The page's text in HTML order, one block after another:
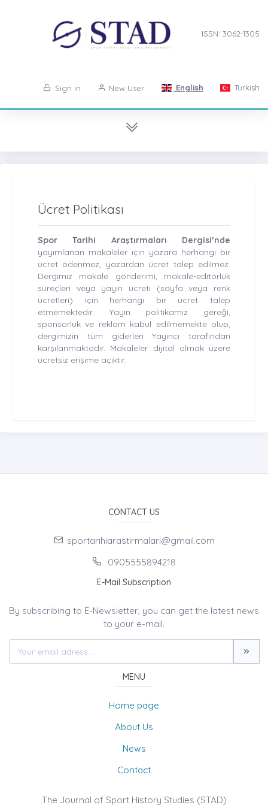
ISSN: 3062-1305
Sign in New User English Turkish
Ücret Politikası
Spor Tarihi Araştırmaları Dergisi’nde
yayımlanan makaleler için yazara herhangi bir
ücret ödenmez, yazardan ücret talep edilmez.
Dergimiz makale gönderimi, makale-editörlük
süreçleri veya yayın ücreti (sayfa veya renk
ücretleri) için herhangi bir ücret talep
etmemektedir. Yayın politikamız gereği,
sponsorluk ve reklam kabul edilmemekte olup,
dergimizin tüm giderleri Yayıncı tarafından
karşılanmaktadır. Makaleler dijital olmak üzere
ücretsiz erişime açıktır.
CONTACT US
sportarihiarastirmalari@gmail.com
0905555894218
E-Mail Subscription
By subscribing to E-Newsletter, you can get the latest news
to your e-mail.
MENU
Home page
About Us
News
Contact
The Journal of Sport History Studies (STAD)